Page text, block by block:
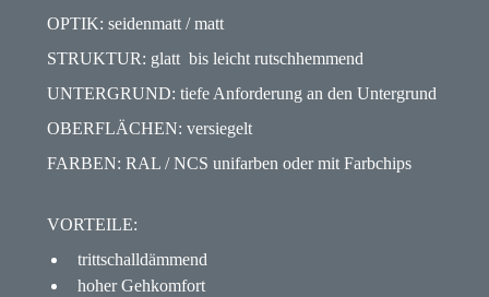
OPTIK: seidenmatt / matt
STRUKTUR: glatt bis leicht rutschhemmend
UNTERGRUND: tiefe Anforderung an den Untergrund
OBERFLÄCHEN: versiegelt
FARBEN: RAL / NCS unifarben oder mit Farbchips
VORTEILE:
trittschalldämmend
hoher Gehkomfort